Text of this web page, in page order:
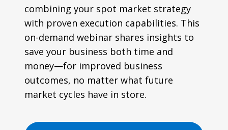
combining your spot market strategy
with proven execution capabilities. This
on-demand webinar shares insights to
save your business both time and
money—for improved business
outcomes, no matter what future
market cycles have in store.